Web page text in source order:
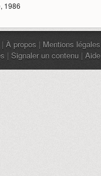
1986
À propos | Mentions légales
| Signaler un contenu | Aide